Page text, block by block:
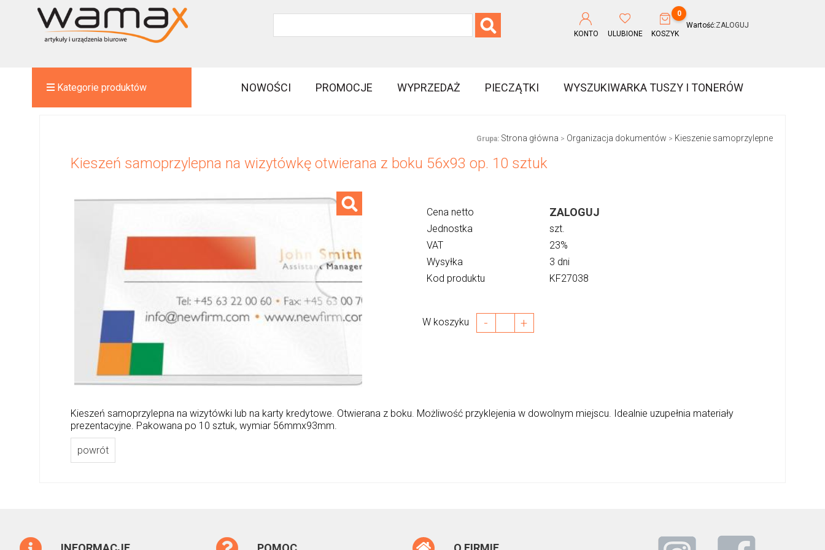
KONTO ULUBIONE
0
KOSZYK
Wartość:ZALOGUJ
Kategorie produktów NOWOŚCI PROMOCJE WYPRZEDAŻ PIECZĄTKI WYSZUKIWARKA TUSZY I TONERÓW
Grupa: Strona główna > Organizacja dokumentów > Kieszenie samoprzylepne
Kieszeń samoprzylepna na wizytówkę otwierana z boku 56x93 op. 10 sztuk
Cena netto ZALOGUJ
Jednostka
szt.
VAT
23%
Wysyłka
3 dni
Kod produktu
KF27038
W koszyku - +
Kieszeń samoprzylepna na wizytówki lub na karty kredytowe. Otwierana z boku. Możliwość przyklejenia w dowolnym miejscu. Idealnie uzupełnia materiały
prezentacyjne. Pakowana po 10 sztuk, wymiar 56mmx93mm.
powrót